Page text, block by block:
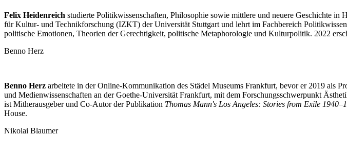
Felix Heidenreich studierte Politikwissenschaften, Philosophie sowie mittlere und neuere Geschichte
für Kultur- und Technikforschung (IZKT) der Universität Stuttgart und lehrt im Fachbereich
politische Emotionen, Theorien der Gerechtigkeit, politische Metaphorologie und Kulturpolitik. 2022
Benno Herz
Benno Herz arbeitete in der Online-Kommunikation des Städel Museums Frankfurt, bevor er 2019 als
und Medienwissenschaften an der Goethe-Universität Frankfurt, mit dem Forschungsschwerpunkt
ist Mitherausgeber und Co-Autor der Publikation Thomas Mann's Los Angeles: Stories from Exile
House.
Nikolai Blaumer